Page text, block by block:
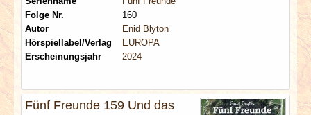
Folge Nr.
160
Autor
Enid Blyton
Hörspiellabel/Verlag
EUROPA
Erscheinungsjahr
2024
Fünf Freunde 159 Und das